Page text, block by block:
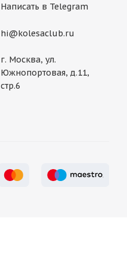
Написать в Telegram
hi@kolesaclub.ru
г. Москва, ул.
Южнопортовая, д.11,
стр.6